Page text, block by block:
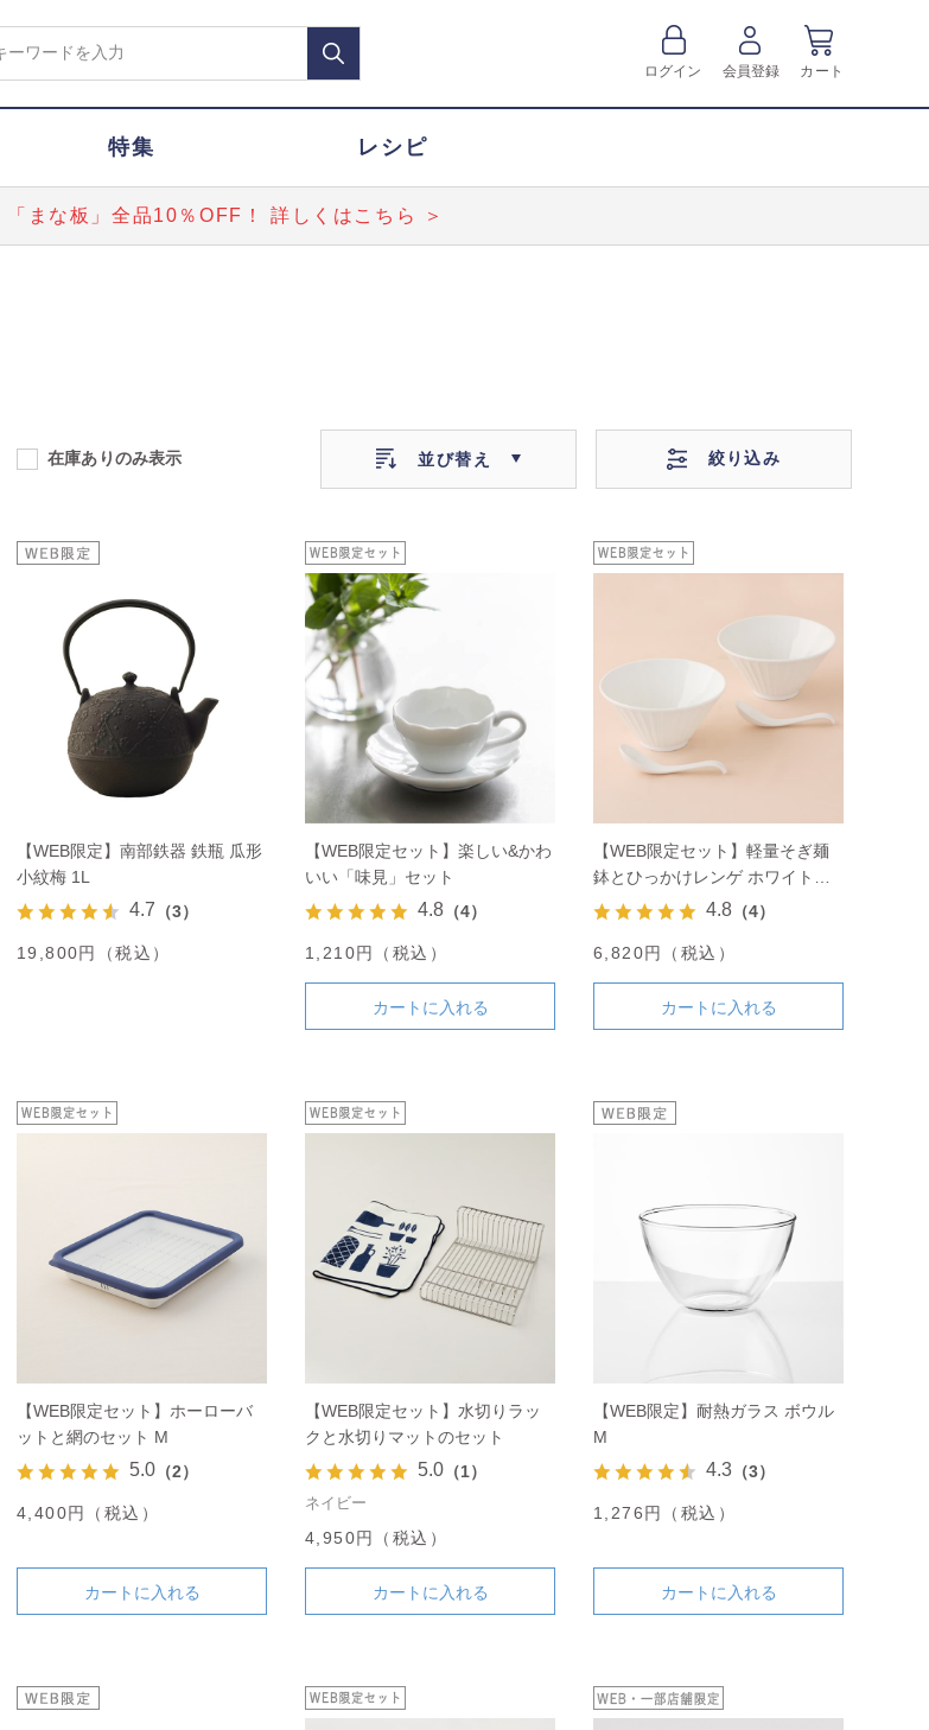
ログイン 会員登録 カート
特集 レシピ
「まな板」全品10％OFF！ 詳しくはこちら ＞
在庫ありのみ表示 並び替え 絞り込み
【WEB限定】南部鉄器 鉄瓶 瓜形
小紋梅 1L
4.7 （3）
19,800円（税込）
【WEB限定セット】楽しい&かわ
いい「味見」セット
4.8 （4）
1,210円（税込）
カートに入れる
【WEB限定セット】軽量そぎ麺
鉢とひっかけレンゲ ホワイトの
セット
4.8 （4）
6,820円（税込）
カートに入れる
【WEB限定セット】ホーローバ
ットと網のセット M
5.0 （2）
4,400円（税込）
カートに入れる
【WEB限定セット】水切りラッ
クと水切りマットのセット
5.0 （1）
ネイビー
4,950円（税込）
カートに入れる
【WEB限定】耐熱ガラス ボウル
M
4.3 （3）
1,276円（税込）
カートに入れる